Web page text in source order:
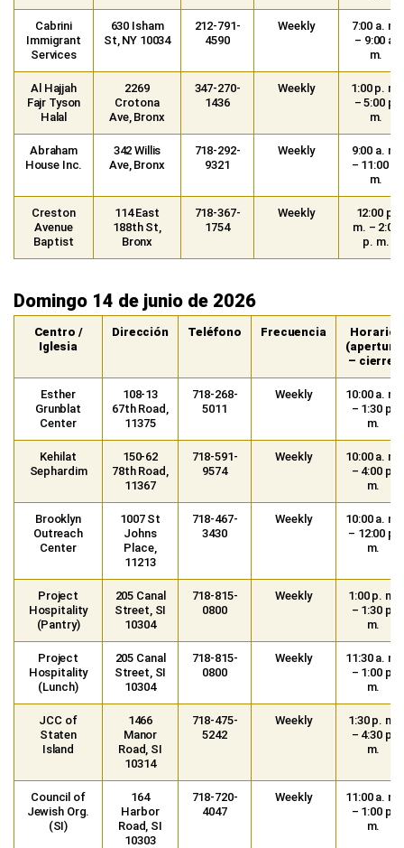
Cabrini
Immigrant
Services
630 Isham
St, NY 10034
212-791-
4590
Weekly
7:00 a. m.
– 9:00 a.
m.
Al Hajjah
Fajr Tyson
Halal
2269
Crotona
Ave, Bronx
347-270-
1436
Weekly
1:00 p. m.
– 5:00 p.
m.
Abraham
House Inc.
342 Willis
Ave, Bronx
718-292-
9321
Weekly
9:00 a. m.
– 11:00 a.
m.
Creston
Avenue
Baptist
114 East
188th St,
Bronx
718-367-
1754
Weekly
12:00 p.
m. – 2:00
p. m.
Domingo 14 de junio de 2026
Centro /
Iglesia
Dirección Teléfono Frecuencia
Horario
(apertura
– cierre)
Esther
Grunblat
Center
108-13
67th Road,
11375
718-268-
5011
Weekly
10:00 a. m.
– 1:30 p.
m.
Kehilat
Sephardim
150-62
78th Road,
11367
718-591-
9574
Weekly
10:00 a. m.
– 4:00 p.
m.
Brooklyn
Outreach
Center
1007 St
Johns
Place,
11213
718-467-
3430
Weekly
10:00 a. m.
– 12:00 p.
m.
Project
Hospitality
(Pantry)
205 Canal
Street, SI
10304
718-815-
0800
Weekly
1:00 p. m.
– 1:30 p.
m.
Project
Hospitality
(Lunch)
205 Canal
Street, SI
10304
718-815-
0800
Weekly
11:30 a. m.
– 1:00 p.
m.
JCC of
Staten
Island
1466
Manor
Road, SI
10314
718-475-
5242
Weekly
1:30 p. m.
– 4:30 p.
m.
Council of
Jewish Org.
(SI)
164
Harbor
Road, SI
10303
718-720-
4047
Weekly
11:00 a. m.
– 1:00 p.
m.